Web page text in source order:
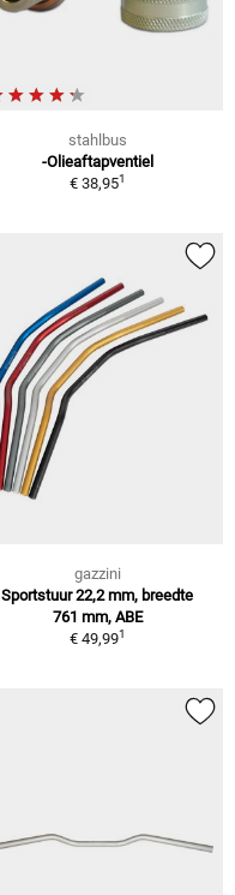
stahlbus
-Olieaftapventiel
€ 38,951
gazzini
Sportstuur 22,2 mm, breedte
761 mm, ABE
€ 49,991